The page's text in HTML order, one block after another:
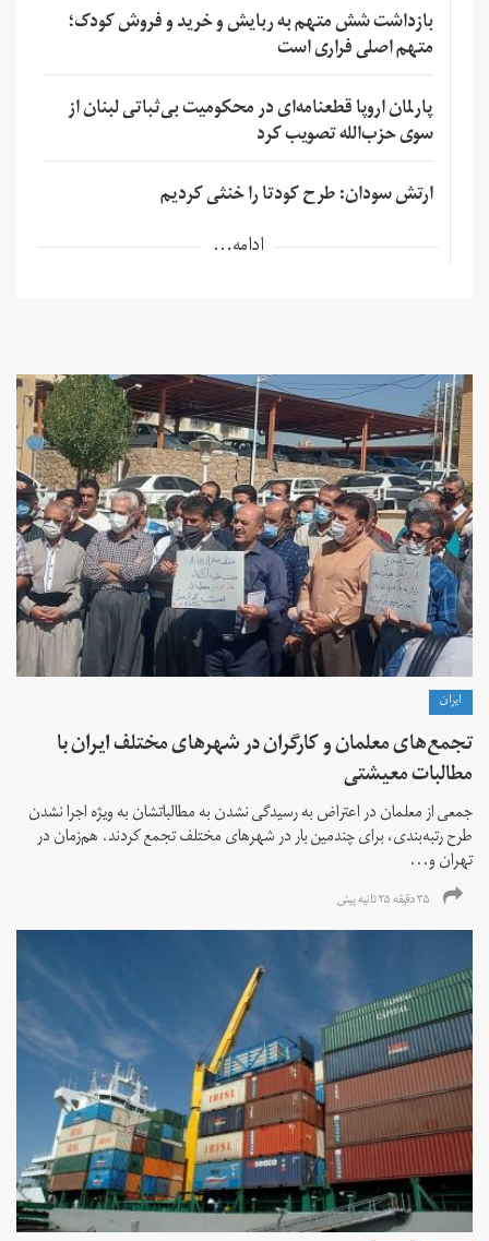
بازداشت شش متهم به ربایش و خرید و فروش کودک؛
متهم اصلی فراری است
پارلمان اروپا قطعنامه‌ای در محکومیت بی‌ثباتی لبنان از
سوی حزب‌الله تصویب کرد
ارتش سودان: طرح کودتا را خنثی کردیم
ادامه...
ايران
تجمع‌های معلمان و کارگران در شهرهای مختلف ایران با
مطالبات معیشتی
جمعی از معلمان در اعتراض به رسیدگی نشدن به مطالباتشان به ویژه اجرا نشدن
طرح رتبه‌بندی، برای چندمین بار در شهرهای مختلف تجمع کردند. هم‌زمان در
تهران و...
۳۵ دقیقه ۲۵ ثانیه پیش